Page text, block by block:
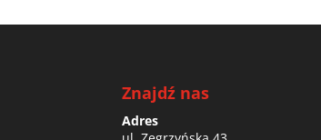
Znajdź nas
Adres